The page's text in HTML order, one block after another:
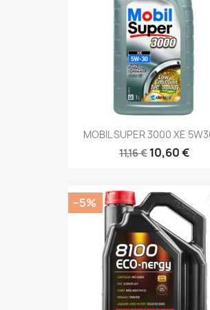
MOBIL SUPER 3000 XE
11,16 € 10,60 €
−5%